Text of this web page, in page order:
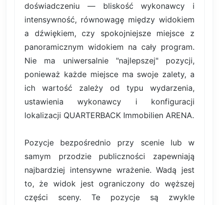
doświadczeniu — bliskość wykonawcy i
intensywność, równowagę między widokiem
a dźwiękiem, czy spokojniejsze miejsce z
panoramicznym widokiem na cały program.
Nie ma uniwersalnie "najlepszej" pozycji,
ponieważ każde miejsce ma swoje zalety, a
ich wartość zależy od typu wydarzenia,
ustawienia wykonawcy i konfiguracji
lokalizacji QUARTERBACK Immobilien ARENA.
Pozycje bezpośrednio przy scenie lub w
samym przodzie publiczności zapewniają
najbardziej intensywne wrażenie. Wadą jest
to, że widok jest ograniczony do węższej
części sceny. Te pozycje są zwykle